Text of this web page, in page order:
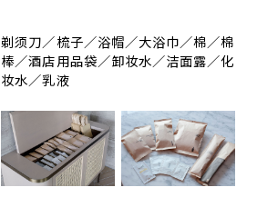
剃须刀／梳子／浴帽／大浴巾／棉／棉
棒／酒店用品袋／卸妆水／洁面露／化
妆水／乳液